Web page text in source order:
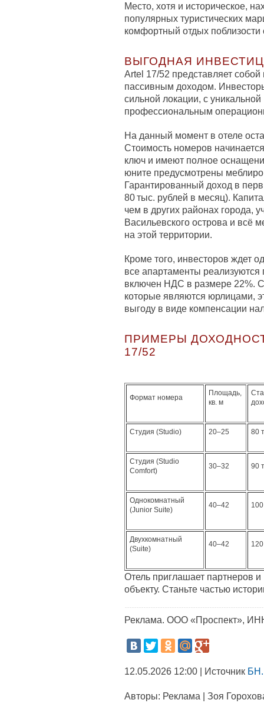
Место, хотя и историческое,
популярных туристических
комфортный отдых поблизости
ВЫГОДНАЯ
Artel 17/52 представляет собой
пассивным доходом.
сильной локации, с
профессиональным
На данный момент в отеле
Стоимость номеров
ключ и имеют полное
юните предусмотрены
Гарантированный доход в
80 тыс. рублей в месяц).
чем в других районах города,
Васильевского острова и всё
на этой территории.
Кроме того, инвесторов ждет
все апартаменты реализуются
включен НДС в размере 22%.
которые являются юрлицами,
выгоду в виде компенсации
ПРИМЕРЫ
17/52
Формат номера
Площадь,
кв. м
Студия (Studio) 20–25 80
Студия (Studio
Comfort)
30–32 90
Однокомнатный
(Junior Suite)
40­–42
Двухкомнатный
(Suite)
40–42
Отель приглашает партнеров
объекту. Станьте частью
Реклама. ООО «Проспект»,
12.05.2026 12:00 | Источник
Авторы: Реклама | Зоя